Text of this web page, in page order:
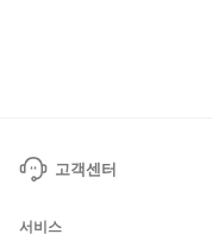
고객센터
서비스